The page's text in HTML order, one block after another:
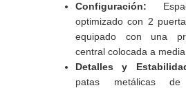
Configuración:
optimizado con 2
equipado con una
central colocada a
Detalles y
patas metálicas